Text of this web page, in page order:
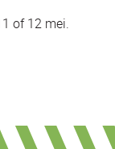
of 12 mei.